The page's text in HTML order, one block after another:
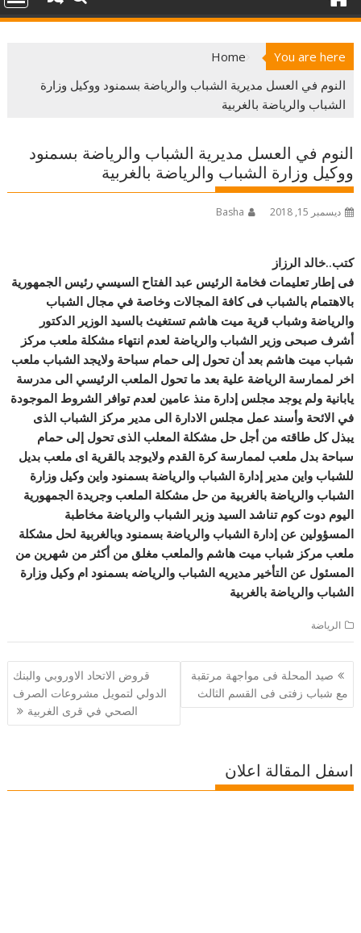
You are here
Home
النوم في العسل مديرية الشباب والرياضة بسمنود ووكيل وزارة
الشباب والرياضة بالغربية
النوم في العسل مديرية الشباب والرياضة بسمنود
ووكيل وزارة الشباب والرياضة بالغربية
ديسمبر 15, 2018 Basha
كتب..خالد الرزاز
فى إطار تعليمات فخامة الرئيس عبد الفتاح السيسي رئيس الجمهورية
بالاهتمام بالشباب فى كافة المجالات وخاصة في مجال الشباب
والرياضة وشباب قرية ميت هاشم تستغيث بالسيد الوزير الدكتور
أشرف صبحى وزير الشباب والرياضة لعدم انتهاء مشكلة ملعب مركز
شباب ميت هاشم بعد أن تحول إلى حمام سباحة ولايجد الشباب ملعب
اخر لممارسة الرياضة علية بعد ما تحول الملعب الرئيسي الى مدرسة
يابانية ولم يوجد مجلس إدارة منذ عامين لعدم توافر الشروط الموجودة
في الائحة وأسند عمل مجلس الادارة الى مدير مركز الشباب الذى
يبذل كل طاقته من أجل حل مشكلة المعلب الذى تحول إلى حمام
سباحة بدل ملعب لممارسة كرة القدم ولايوجد بالقرية اى ملعب بديل
للشباب واين مدير إدارة الشباب والرياضة بسمنود واين وكيل وزارة
الشباب والرياضة بالغربية من حل مشكلة الملعب وجريدة الجمهورية
اليوم دوت كوم تناشد السيد وزير الشباب والرياضة مخاطبة
المسؤولين عن إدارة الشباب والرياضة بسمنود وبالغربية لحل مشكلة
ملعب مركز شباب ميت هاشم والملعب مغلق من أكثر من شهرين من
المسئول عن التأخير مديريه الشباب والرياضه بسمنود ام وكيل وزارة
الشباب والرياضة بالغربية
الرياضة
تصفّح
المقالات
صيد المحلة فى مواجهة مرتقبة
مع شباب زفتى فى القسم الثالث
قروض الاتحاد الاوروبي والبنك
الدولي لتمويل مشروعات الصرف
الصحي في قرى الغربية
اسفل المقالة اعلان